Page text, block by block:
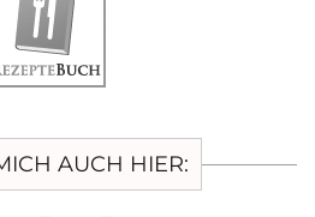
AUCH HIER: